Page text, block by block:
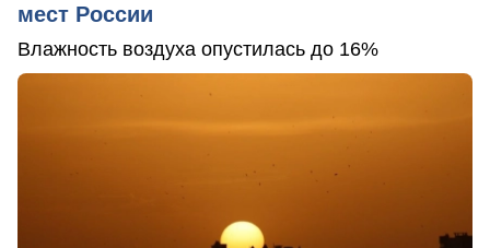
мест России
Влажность воздуха опустилась до 16%